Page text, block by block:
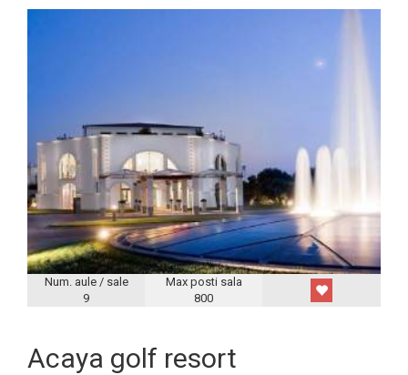
Num. aule / sale
9
Max posti sala
800
Acaya golf resort